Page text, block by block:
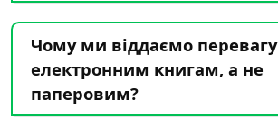
Чому ми віддаємо перевагу
електронним книгам, а не
паперовим?